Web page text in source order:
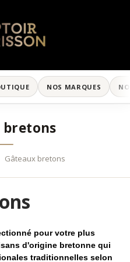
NOS MARQUES
bretons
Gâteaux bretons
pour votre plus
d'origine bretonne qui
traditionnelles selon